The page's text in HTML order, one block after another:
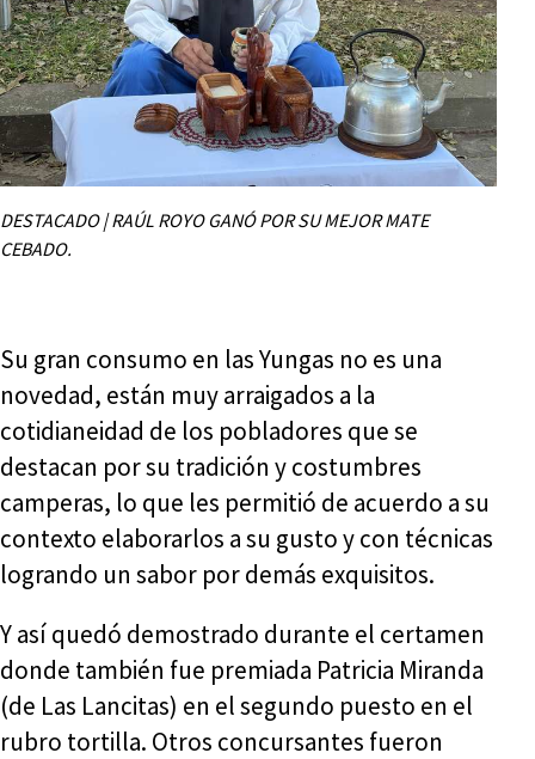
DESTACADO | RAÚL ROYO GANÓ POR SU MEJOR MATE
CEBADO.
Su gran consumo en las Yungas no es una
novedad, están muy arraigados a la
cotidianeidad de los pobladores que se
destacan por su tradición y costumbres
camperas, lo que les permitió de acuerdo a su
contexto elaborarlos a su gusto y con técnicas
logrando un sabor por demás exquisitos.
Y así quedó demostrado durante el certamen
donde también fue premiada Patricia Miranda
(de Las Lancitas) en el segundo puesto en el
rubro tortilla. Otros concursantes fueron